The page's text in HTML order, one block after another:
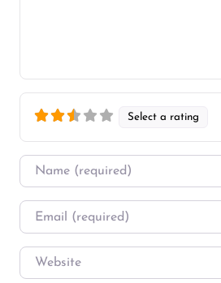
Select a rating
Name
Email
Website